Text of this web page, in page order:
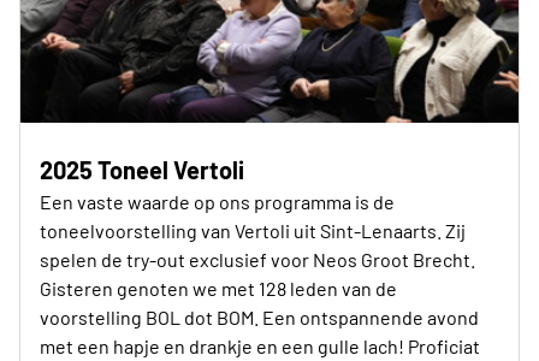
2025 Toneel Vertoli
Een vaste waarde op ons programma is de
toneelvoorstelling van Vertoli uit Sint-Lenaarts. Zij
spelen de try-out exclusief voor Neos Groot Brecht.
Gisteren genoten we met 128 leden van de
voorstelling BOL dot BOM. Een ontspannende avond
met een hapje en drankje en een gulle lach! Proficiat